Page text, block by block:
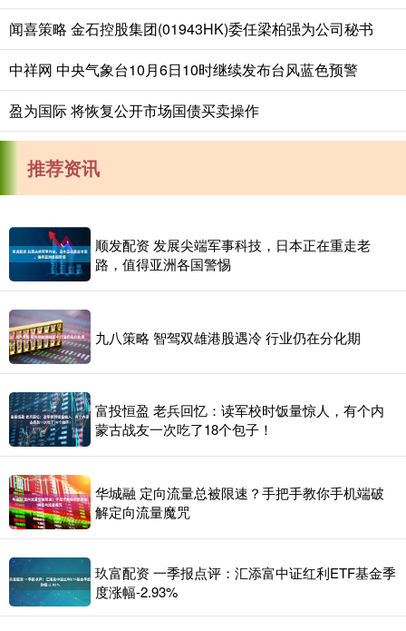
闻喜策略 金石控股集团(01943HK)委任梁柏强为公司秘书
中祥网 中央气象台10月6日10时继续发布台风蓝色预警
盈为国际 将恢复公开市场国债买卖操作
推荐资讯
顺发配资 发展尖端军事科技，日本正在重走老
路，值得亚洲各国警惕
九八策略 智驾双雄港股遇冷 行业仍在分化期
富投恒盈 老兵回忆：读军校时饭量惊人，有个内
蒙古战友一次吃了18个包子！
华城融 定向流量总被限速？手把手教你手机端破
解定向流量魔咒
玖富配资 一季报点评：汇添富中证红利ETF基金季
度涨幅-2.93%